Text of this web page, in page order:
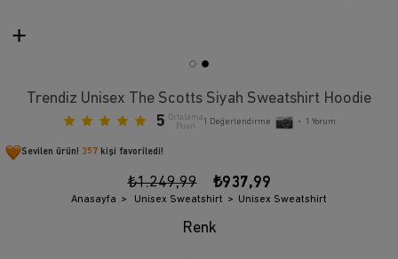
Trendiz Unisex The Scotts Siyah Sweatshirt Hoodie
5
Ortalama
Puan
1 Değerlendirme • 1 Yorum
Sevilen ürün! 357 kişi favoriledi!
₺1.249,99 ₺937,99
Anasayfa Unisex Sweatshirt Unisex Sweatshirt